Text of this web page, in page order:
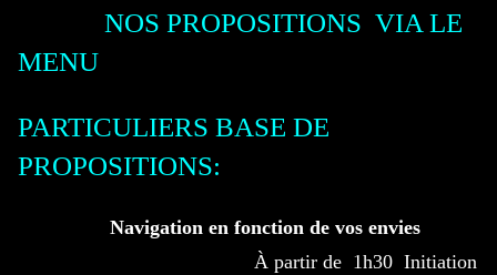
NOS PROPOSITIONS VIA LE
MENU
PARTICULIERS BASE DE
PROPOSITIONS:
Navigation en fonction de vos envies
À partir de 1h30 Initiation